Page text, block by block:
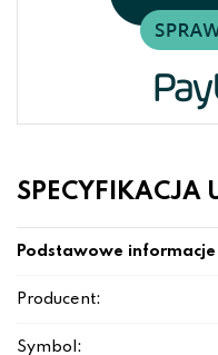
SPECYFIKACJA
Podstawowe informacje
Producent:
Symbol: